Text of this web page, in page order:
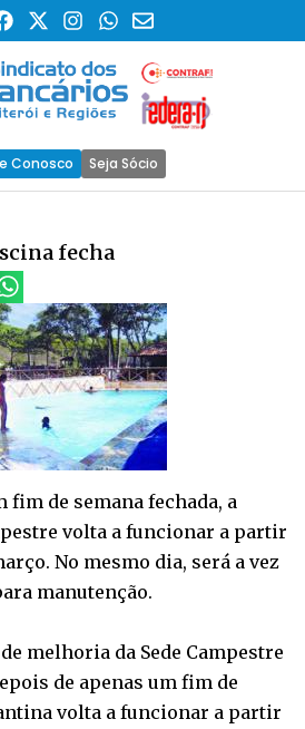
Conosco Seja Sócio
fecha
fim de semana fechada, a
volta a funcionar a partir
No mesmo dia, será a vez
manutenção.
melhoria da Sede Campestre
de apenas um fim de
volta a funcionar a partir